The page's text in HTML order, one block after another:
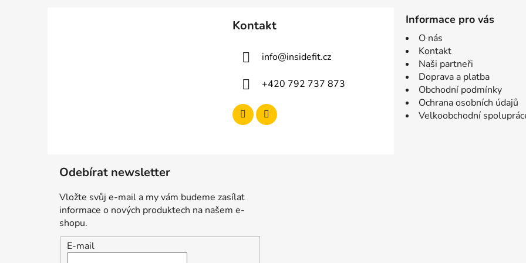
Kontakt
info@insidefit.cz
+420 792 737 873
Informace pro vás
O nás
Kontakt
Naši partneři
Doprava a platba
Obchodní podmínky
Ochrana osobních údajů
Velkoobchodní
Odebírat newsletter
Vložte svůj e-mail a my vám budeme zasílat
informace o nových produktech na našem e-
shopu.
E-mail